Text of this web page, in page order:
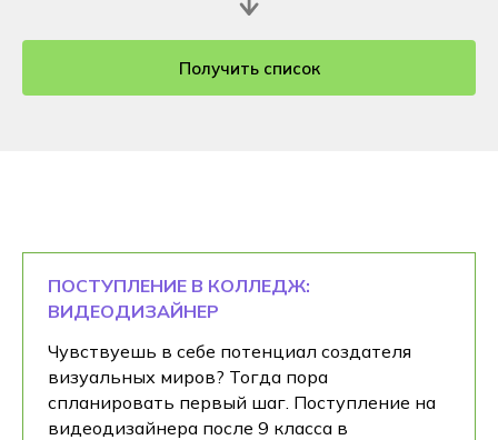
Получить список
ПОСТУПЛЕНИЕ В КОЛЛЕДЖ:
ВИДЕОДИЗАЙНЕР
Чувствуешь в себе потенциал создателя
визуальных миров? Тогда пора
спланировать первый шаг. Поступление на
видеодизайнера после 9 класса в